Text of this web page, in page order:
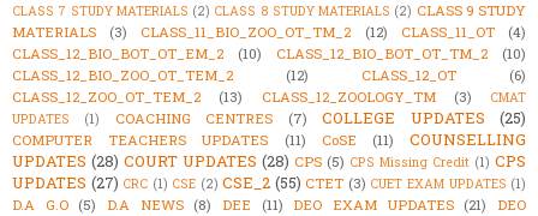
CLASS 7 STUDY MATERIALS (2) CLASS 8 STUDY MATERIALS (2) CLASS 9 STUDY
MATERIALS
(3) CLASS_11_BIO_ZOO_OT_TM_2 (12) CLASS_11_OT
(4)
CLASS_12_BIO_BOT_OT_EM_2
(10) CLASS_12_BIO_BOT_OT_TM_2
(10)
CLASS_12_BIO_ZOO_OT_TEM_2
(12) CLASS_12_OT
(6)
CLASS_12_ZOO_OT_TEM_2
(13) CLASS_12_ZOOLOGY_TM (3)
CMAT
UPDATES
(1) COACHING CENTRES (7) COLLEGE UPDATES (25)
COMPUTER TEACHERS UPDATES (11) CoSE (11)
COUNSELLING
UPDATES (28) COURT UPDATES (28) CPS (5) CPS Missing Credit (1) CPS
UPDATES (27) CRC (1) CSE (2) CSE_2 (55) CTET (3) CUET EXAM UPDATES (1)
D.A G.O (5) D.A NEWS (8) DEE (11) DEO EXAM UPDATES (21)
DEO